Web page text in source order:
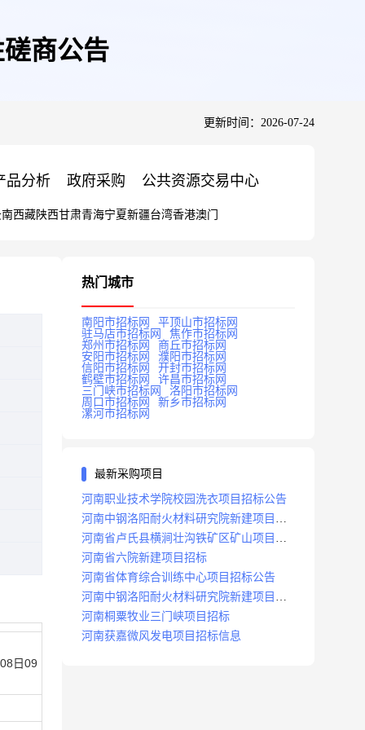
商公告
更新时间：2026-07-24
品分析 政府采购 公共资源交易中心
西藏陕西甘肃青海宁夏新疆台湾香港澳门
日09
热门城市
南阳市招标网
平顶山市招标网
驻马店市招标网
焦作市招标网
郑州市招标网
商丘市招标网
安阳市招标网
濮阳市招标网
信阳市招标网
开封市招标网
鹤壁市招标网
许昌市招标网
三门峡市招标网
洛阳市招标网
周口市招标网
新乡市招标网
漯河市招标网
最新采购项目
河南职业技术学院校园洗衣项目招标公告
河南中钢洛阳耐火材料研究院新建项目招
标
河南省卢氏县横涧壮沟铁矿区矿山项目招
标公告
河南省六院新建项目招标
河南省体育综合训练中心项目招标公告
河南中钢洛阳耐火材料研究院新建项目招
标
河南桐粟牧业三门峡项目招标
河南获嘉微风发电项目招标信息